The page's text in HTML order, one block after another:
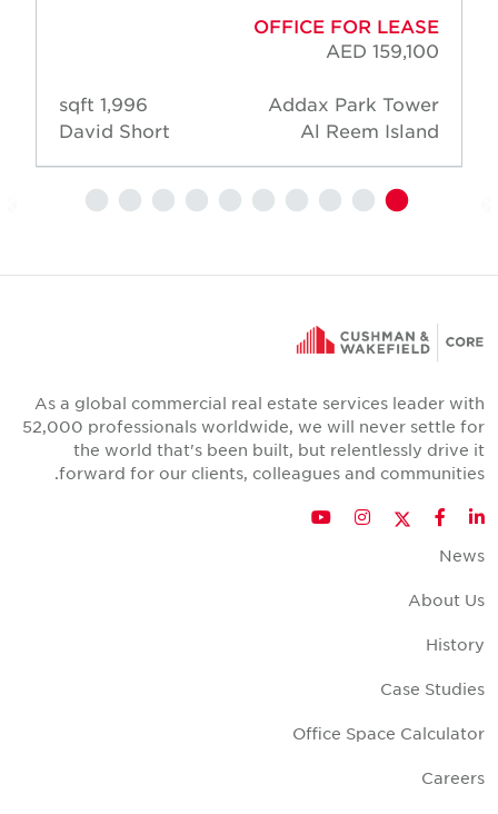
OFFICE FOR LEASE
AED 159,100
Addax Park Tower
Al Reem Island
1,996 sqft
David Short
As a global commercial real estate services leader with
52,000 professionals worldwide, we will never settle for
the world that's been built, but relentlessly drive it
forward for our clients, colleagues and communities.
LinkedIn
Facebook
Twitter
Instagram
YouTube
News
About Us
History
Case Studies
Office Space Calculator
Careers